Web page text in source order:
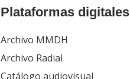
Plataformas digitales
Archivo MMDH
Archivo Radial